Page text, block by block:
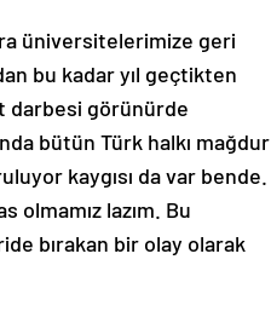
üniversitelerimize geri
bu kadar yıl geçtikten
darbesi görünürde
bütün Türk halkı mağdur
kaygısı da var bende.
olmamız lazım. Bu
bırakan bir olay olarak